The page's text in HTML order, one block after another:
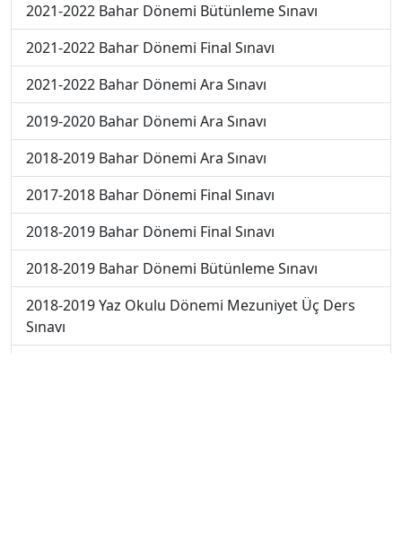
2021-2022 Bahar Dönemi Bütünleme Sınavı
2021-2022 Bahar Dönemi Final Sınavı
2021-2022 Bahar Dönemi Ara Sınavı
2019-2020 Bahar Dönemi Ara Sınavı
2018-2019 Bahar Dönemi Ara Sınavı
2017-2018 Bahar Dönemi Final Sınavı
2018-2019 Bahar Dönemi Final Sınavı
2018-2019 Bahar Dönemi Bütünleme Sınavı
2018-2019 Yaz Okulu Dönemi Mezuniyet Üç Ders
Sınavı